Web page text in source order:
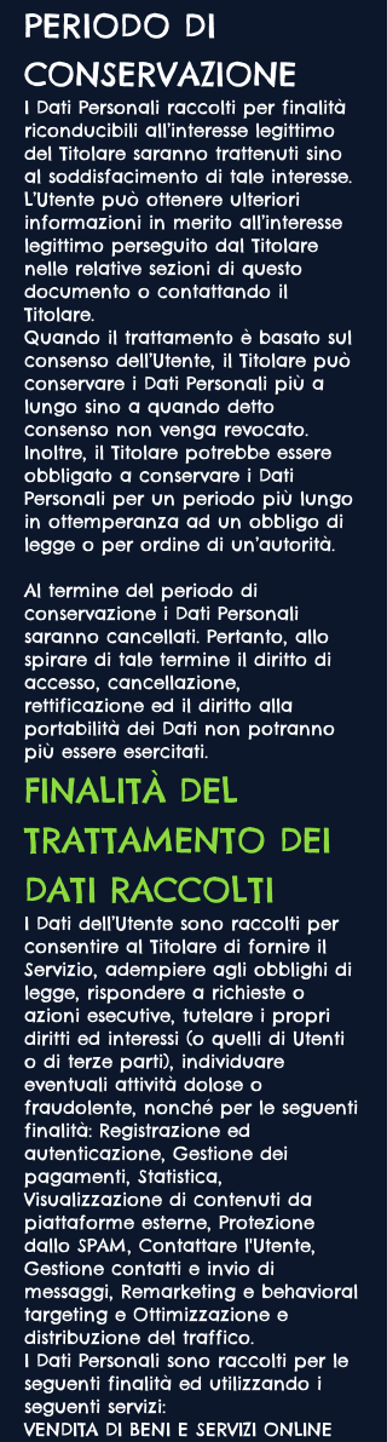
PERIODO DI
CONSERVAZIONE
I Dati Personali raccolti per finalità
riconducibili all’interesse legittimo
del Titolare saranno trattenuti sino
al soddisfacimento di tale interesse.
L’Utente può ottenere ulteriori
informazioni in merito all’interesse
legittimo perseguito dal Titolare
nelle relative sezioni di questo
documento o contattando il
Titolare.
Quando il trattamento è basato sul
consenso dell’Utente, il Titolare può
conservare i Dati Personali più a
lungo sino a quando detto
consenso non venga revocato.
Inoltre, il Titolare potrebbe essere
obbligato a conservare i Dati
Personali per un periodo più lungo
in ottemperanza ad un obbligo di
legge o per ordine di un’autorità.
Al termine del periodo di
conservazione i Dati Personali
saranno cancellati. Pertanto, allo
spirare di tale termine il diritto di
accesso, cancellazione,
rettificazione ed il diritto alla
portabilità dei Dati non potranno
più essere esercitati.
FINALITÀ DEL
TRATTAMENTO DEI
DATI RACCOLTI
I Dati dell’Utente sono raccolti per
consentire al Titolare di fornire il
Servizio, adempiere agli obblighi di
legge, rispondere a richieste o
azioni esecutive, tutelare i propri
diritti ed interessi (o quelli di Utenti
o di terze parti), individuare
eventuali attività dolose o
fraudolente, nonché per le seguenti
finalità: Registrazione ed
autenticazione, Gestione dei
pagamenti, Statistica,
Visualizzazione di contenuti da
piattaforme esterne, Protezione
dallo SPAM, Contattare l'Utente,
Gestione contatti e invio di
messaggi, Remarketing e behavioral
targeting e Ottimizzazione e
distribuzione del traffico.
I Dati Personali sono raccolti per le
seguenti finalità ed utilizzando i
seguenti servizi:
VENDITA DI BENI E SERVIZI ONLINE